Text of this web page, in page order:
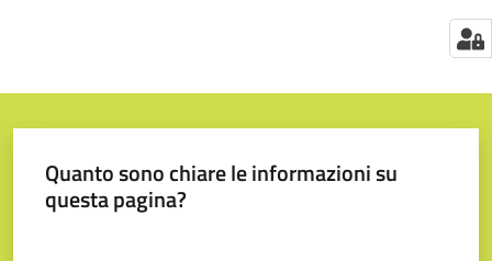
Quanto sono chiare le informazioni su
questa pagina?